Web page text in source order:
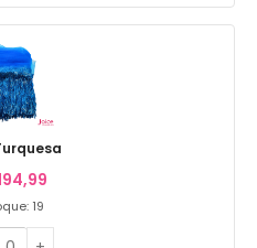
19